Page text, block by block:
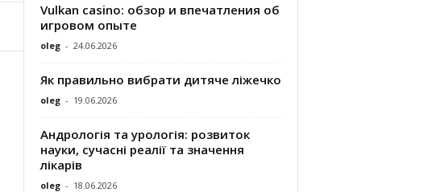
Vulkan casino: обзор и впечатления об
игровом опыте
oleg - 24.06.2026
Як правильно вибрати дитяче ліжечко
oleg - 19.06.2026
Андрологія та урологія: розвиток
науки, сучасні реалії та значення
лікарів
oleg - 18.06.2026